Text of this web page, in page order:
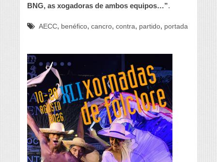
BNG, as xogadoras de ambos equipos…”.
AECC, benéfico, cancro, contra, partido, portada